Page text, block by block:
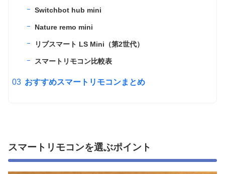
Switchbot hub mini
Nature remo mini
リブスマート LS Mini（第2世代）
スマートリモコン比較表
おすすめスマートリモコンまとめ
スマートリモコンを選ぶポイント